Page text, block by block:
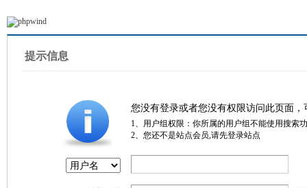
提示信息
您没有登录或者您没有权限访问此页面
1、用户组权限：你所属的用户组不能使用搜索
2、您还不是站点会员,请先登录站点